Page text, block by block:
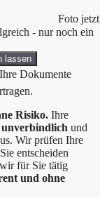
Foto jetzt
- nur noch ein
lassen
Dokumente
Risiko. Ihre
und
Wir prüfen Ihre
entscheiden
für Sie tätig
und ohne